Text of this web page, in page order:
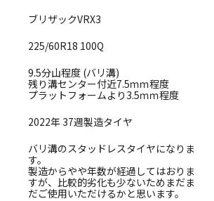
ブリザックVRX3
225/60R18 100Q
9.5分山程度 (バリ溝)
残り溝センター付近7.5ｍｍ程度
プラットフォームより3.5ｍｍ程度
2022年 37週製造タイヤ
バリ溝のスタッドレスタイヤになりま
す。
製造からやや年数が経過してはおりま
すが、比較的劣化も少ないためまだま
だご使用いただけるかと思います。